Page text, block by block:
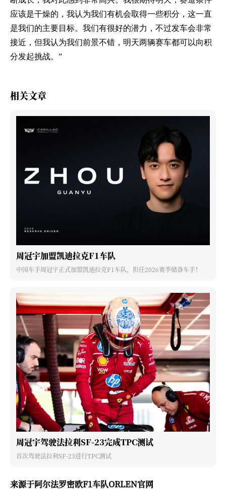
应该是干燥的，我认为我们有机会取得一些积分，这一直
是我们的主要目标。我们有很好的潜力，不过发车会非常
接近，但我认为我们前景不错，明天两辆赛车都可以向积
分发起挑战。”
相关文章
周冠宇加盟凯迪拉克F1车队
中国车手周冠宇正式加盟凯迪拉克F1车队，担任2026赛季储备车手！
周冠宇驾驶法拉利SF-23完成TPC测试
首次驾驶法拉利SF-23进行TPC测试
来源于阿尔法罗密欧F1车队ORLEN官网